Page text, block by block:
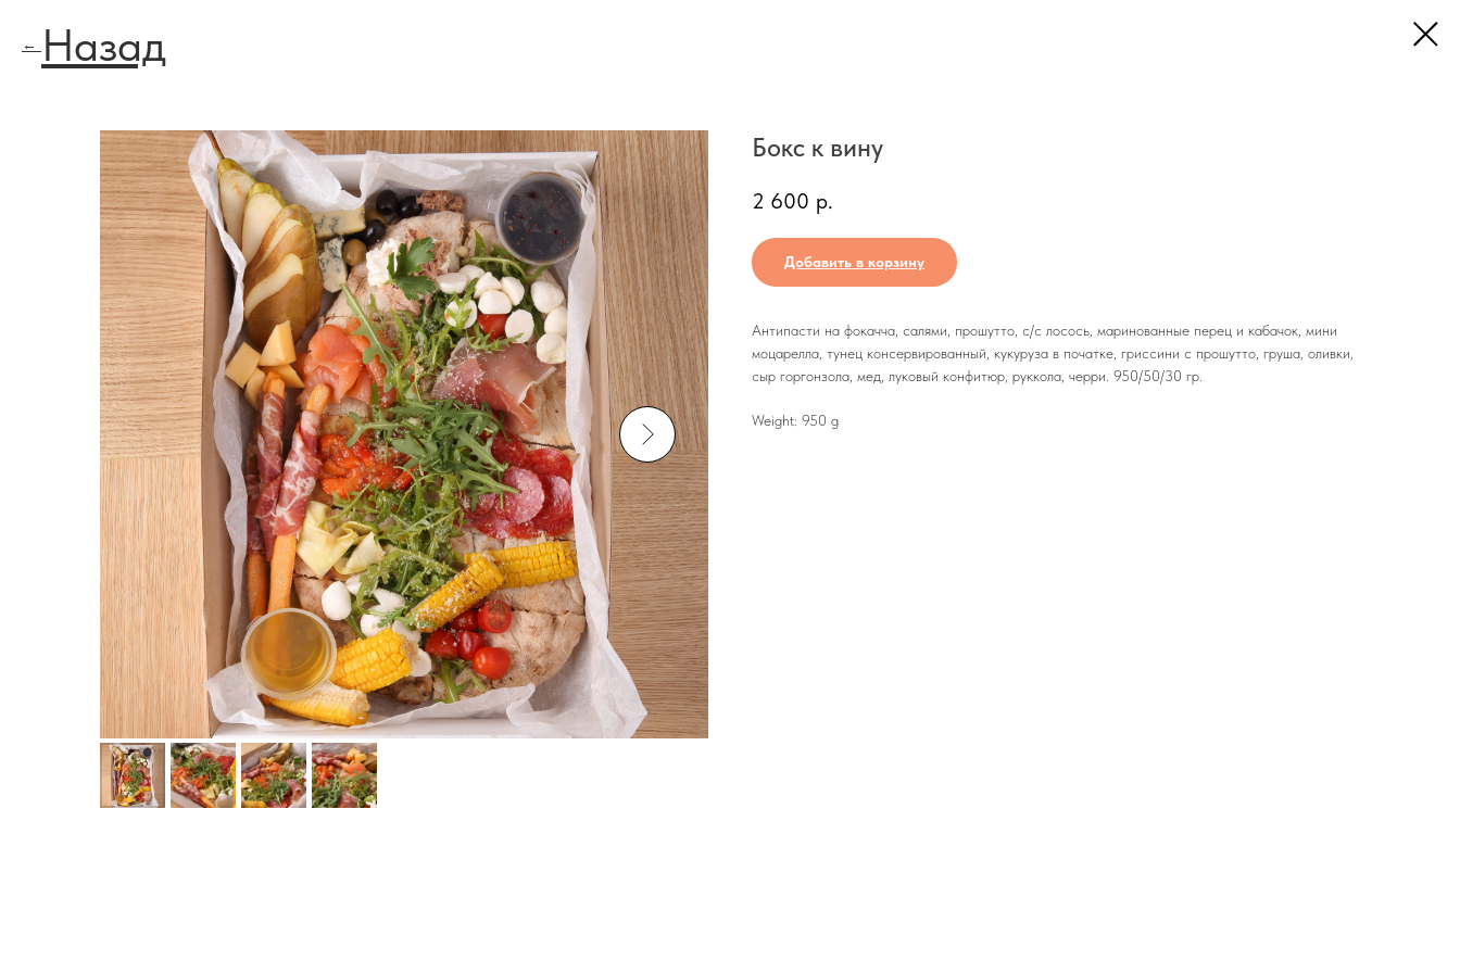
Назад
Бокс к вину
2 600 р.
Добавить в корзину
Антипасти на фокачча, салями, прошутто, с/с лосось, маринованные перец и кабачок, мини
моцарелла, тунец консервированный, кукуруза в початке, гриссини с прошутто, груша, оливки,
сыр горгонзола, мед, луковый конфитюр, руккола, черри. 950/50/30 гр.
Weight: 950 g